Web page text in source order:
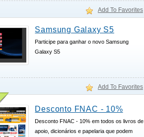
Add To Favorites
Samsung Galaxy S5
Participe para ganhar o novo Samsung
Galaxy S5
Add To Favorites
Desconto FNAC - 10%
Desconto FNAC - 10% em todos os livros de
apoio, dicionários e papelaria que podem